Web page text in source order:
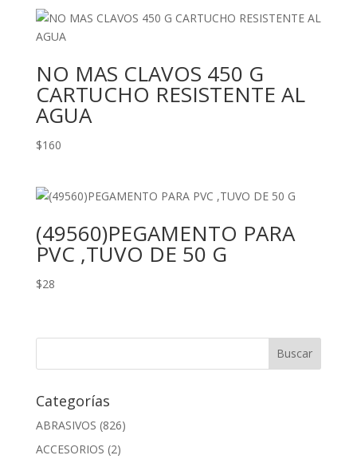
NO MAS CLAVOS 450 G
CARTUCHO RESISTENTE AL
AGUA
$160
(49560)PEGAMENTO PARA
PVC ,TUVO DE 50 G
$28
Categorías
ABRASIVOS (826)
ACCESORIOS (2)